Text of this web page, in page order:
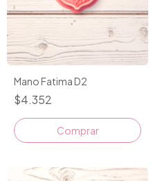
Mano Fatima D2
$4.352
Comprar